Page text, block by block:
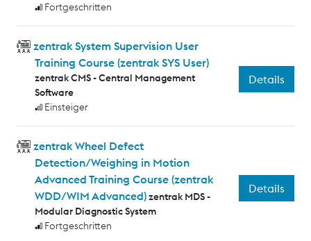
Fortgeschritten
zentrak System Supervision User
Training Course (zentrak SYS User)
zentrak CMS - Central Management
Software
Einsteiger
Details
zentrak Wheel Defect
Detection/Weighing in Motion
Advanced Training Course (zentrak
WDD/WIM Advanced)zentrak MDS -
Modular Diagnostic System
Fortgeschritten
Details